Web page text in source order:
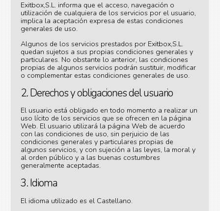
Exitbox,S.L. informa que el acceso, navegación o
utilización de cualquiera de los servicios por el usuario,
implica la aceptación expresa de estas condiciones
generales de uso.
Algunos de los servicios prestados por Exitbox,S.L.
quedan sujetos a sus propias condiciones generales y
particulares. No obstante lo anterior, las condiciones
propias de algunos servicios podrán sustituir, modificar
o complementar estas condiciones generales de uso.
2. Derechos y obligaciones del usuario
El usuario está obligado en todo momento a realizar un
uso lícito de los servicios que se ofrecen en la página
Web. El usuario utilizará la página Web de acuerdo
con las condiciones de uso, sin perjuicio de las
condiciones generales y particulares propias de
algunos servicios, y con sujeción a las leyes, la moral y
al orden público y a las buenas costumbres
generalmente aceptadas.
3. Idioma
El idioma utilizado es el Castellano.